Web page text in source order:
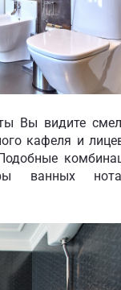
Вы видите
кафеля и
ванных